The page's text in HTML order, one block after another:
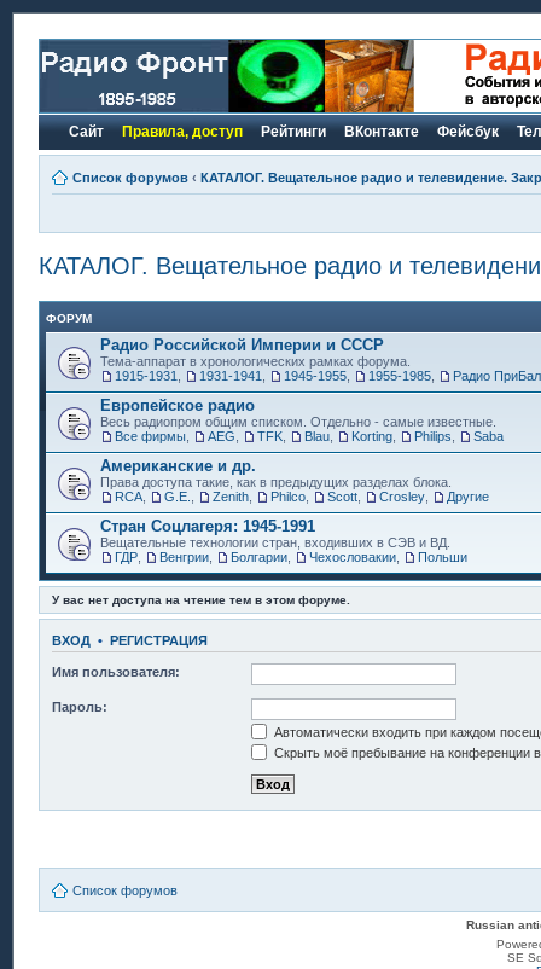
Сайт Правила, доступ Рейтинги ВКонтакте Фейсбук
Список форумов ‹ КАТАЛОГ. Вещательное радио и телевидение.
КАТАЛОГ. Вещательное радио и
ФОРУМ
Радио Российской Империи и СССР
Тема-аппарат в хронологических рамках форума.
1915-1931
1931-1941 1945-1955 1955-1985 Радио
Европейское радио
Весь радиопром общим списком. Отдельно - самые известные.
Все фирмы
AEG TFK Blau Korting Philips Saba
Американские и др.
Права доступа такие, как в предыдущих разделах блока.
RCA
G.E. Zenith Philco Scott Crosley Другие
Стран Соцлагеря: 1945-1991
Вещательные технологии стран, входивших в СЭВ и ВД.
ГДР
Венгрии Болгарии Чехословакии Польши
У вас нет доступа на чтение тем в этом форуме.
ВХОД • РЕГИСТРАЦИЯ
Имя пользователя:
Пароль:
Автоматически входить при каждом
Скрыть моё пребывание на конференции в
Список форумов
Russian
SE